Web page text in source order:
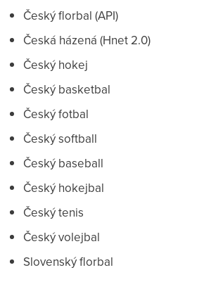
Český florbal (API)
Česká házená (Hnet 2.0)
Český hokej
Český basketbal
Český fotbal
Český softball
Český baseball
Český hokejbal
Český tenis
Český volejbal
Slovenský florbal